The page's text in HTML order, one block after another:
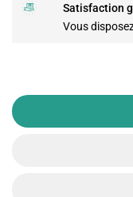
Satisfaction
Vous